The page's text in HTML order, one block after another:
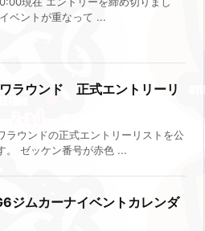
ベントが重なって ...
ラウンド 正式エントリーリ
ラウンドの正式エントリーリストを公
。 ゼッケン番号が赤色 ...
ジムカーナイベントカレンダ